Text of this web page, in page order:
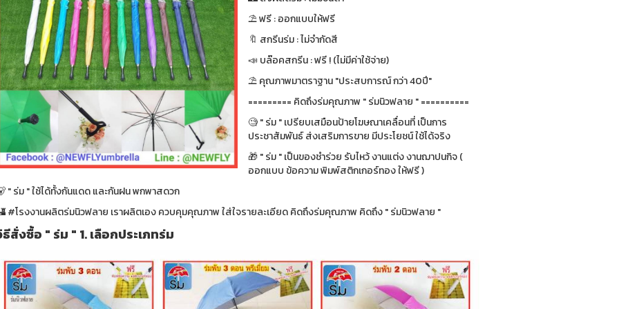
⛱ ฟรี : ออกแบบให้ฟรี
🔖 สกรีนร่ม : ไม่จำกัดสี
📣 บล๊อคสกรีน : ฟรี ! (ไม่มีค่าใช้จ่าย)
⛱ คุณภาพมาตราฐาน "ประสบการณ์ กว่า 40ปี"
========= คิดถึงร่มคุณภาพ " ร่มนิวฟลาย " ==========
🧐 " ร่ม " เปรียบเสมือนป้ายโฆษณาเคลื่อนที่ เป็นการ
ประชาสัมพันธ์ ส่งเสริมการขาย มีประโยชน์ ใช้ได้จริง
🎁 " ร่ม " เป็นของชำร่วย รับไหว้ งานแต่ง งานฌาปนกิจ (
ออกแบบ ข้อความ พิมพ์สติกเกอร์ทอง ให้ฟรี )
" ร่ม " ใช้ได้ทั้งกันแดด และกันฝน พกพาสดวก
#โรงงานผลิตร่มนิวฟลาย เราผลิตเอง ควบคุมคุณภาพ ใส่ใจรายละเอียด คิดถึงร่มคุณภาพ คิดถึง " ร่มนิวฟลาย "
สั่งซื้อ " ร่ม " 1. เลือกประเภทร่ม